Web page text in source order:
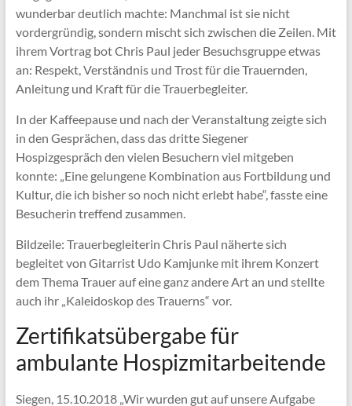
wunderbar deutlich machte: Manchmal ist sie nicht
vordergründig, sondern mischt sich zwischen die Zeilen. Mit
ihrem Vortrag bot Chris Paul jeder Besuchsgruppe etwas
an: Respekt, Verständnis und Trost für die Trauernden,
Anleitung und Kraft für die Trauerbegleiter.
In der Kaffeepause und nach der Veranstaltung zeigte sich
in den Gesprächen, dass das dritte Siegener
Hospizgespräch den vielen Besuchern viel mitgeben
konnte: „Eine gelungene Kombination aus Fortbildung und
Kultur, die ich bisher so noch nicht erlebt habe“, fasste eine
Besucherin treffend zusammen.
Bildzeile: Trauerbegleiterin Chris Paul näherte sich
begleitet von Gitarrist Udo Kamjunke mit ihrem Konzert
dem Thema Trauer auf eine ganz andere Art an und stellte
auch ihr „Kaleidoskop des Trauerns“ vor.
Zertifikatsübergabe für
ambulante Hospizmitarbeitende
Siegen, 15.10.2018 „Wir wurden gut auf unsere Aufgabe